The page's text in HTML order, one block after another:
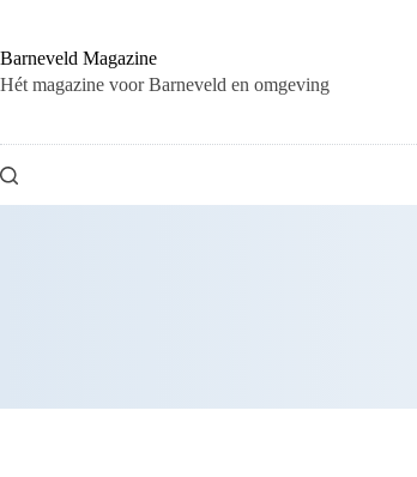
de
inhoud
Barneveld Magazine
Hét magazine voor Barneveld en omgeving